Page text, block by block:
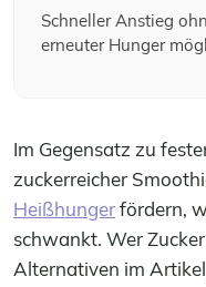
Schneller Anstieg
erneuter Hunger
Im Gegensatz zu
zuckerreicher
Heißhungerfördern,
schwankt. Wer
Alternativen im Artikel